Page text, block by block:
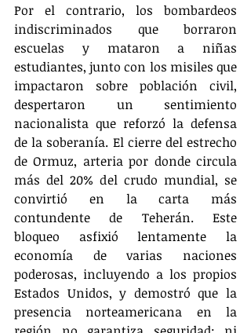
Por el contrario, los bombardeos
indiscriminados que borraron
escuelas y mataron a niñas
estudiantes, junto con los misiles que
impactaron sobre población civil,
despertaron un sentimiento
nacionalista que reforzó la defensa
de la soberanía. El cierre del estrecho
de Ormuz, arteria por donde circula
más del 20% del crudo mundial, se
convirtió en la carta más
contundente de Teherán. Este
bloqueo asfixió lentamente la
economía de varias naciones
poderosas, incluyendo a los propios
Estados Unidos, y demostró que la
presencia norteamericana en la